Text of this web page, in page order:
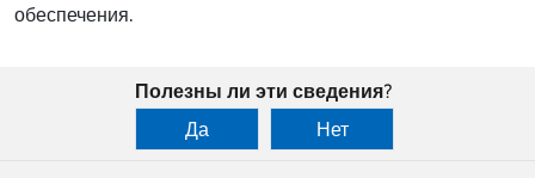
обеспечения.
Полезны ли эти сведения?
Да
Нет